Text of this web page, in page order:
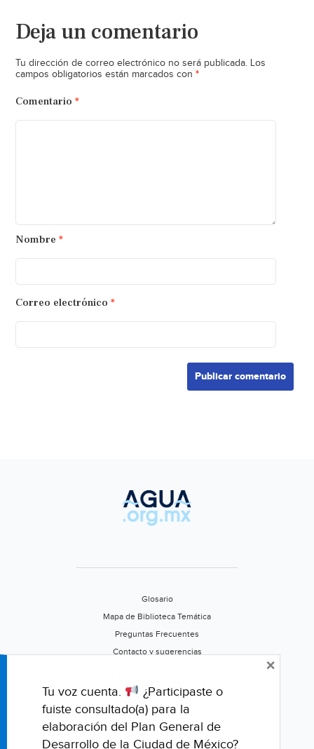
Deja un comentario
Tu dirección de correo electrónico no será publicada. Los
campos obligatorios están marcados con *
Comentario *
Nombre *
Correo electrónico *
Glosario
Mapa de Biblioteca Temática
Preguntas Frecuentes
Contacto y sugerencias
Califica este portal
Tu voz cuenta.
¿Participaste o
fuiste consultado(a) para la
elaboración del Plan General de
Desarrollo de la Ciudad de México?
×